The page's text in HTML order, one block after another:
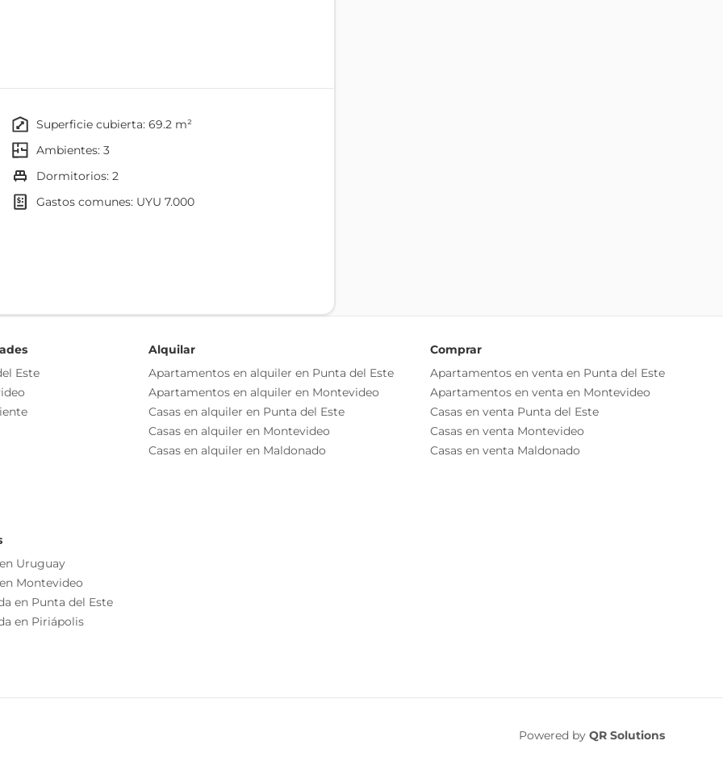
impositivos.
en living y dormitorios.
y placares.
esenciales del inmueble, debiéndose consultar al
de las medidas, descripciones arquitectónicas y
cuyos valores son aproximados.
superficie cubierta: 69.2 m²
ambientes: 3
dormitorios: 2
gastos comunes: UYU 7.000
Solarium
Este
Uruguay
Montevideo
en Punta del Este
en Piriápolis
Alquilar
Apartamentos en alquiler en Punta del Este
Apartamentos en alquiler en Montevideo
Casas en alquiler en Punta del Este
Casas en alquiler en Montevideo
Casas en alquiler en Maldonado
Comprar
Apartamentos en venta en Punta del Este
Apartamentos en venta en Montevideo
Casas en venta Punta del Este
Casas en venta Montevideo
Casas en venta Maldonado
Powered by QR Solutions